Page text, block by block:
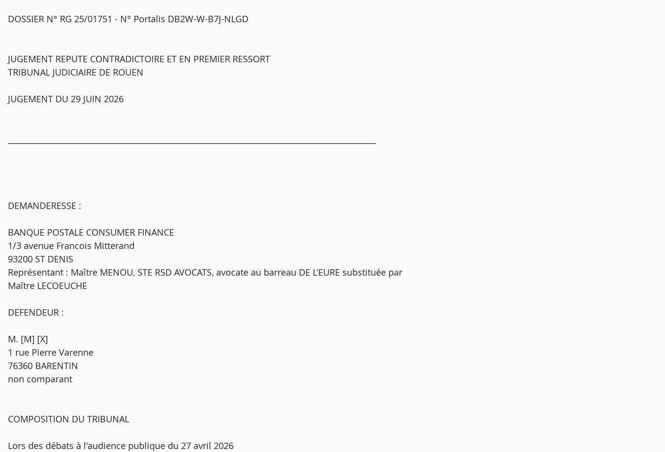
DOSSIER N° RG 25/01751 - N° Portalis DB2W-W-B7J-NLGD
JUGEMENT REPUTE CONTRADICTOIRE ET EN PREMIER RESSORT
TRIBUNAL JUDICIAIRE DE ROUEN
JUGEMENT DU 29 JUIN 2026
DEMANDERESSE :
BANQUE POSTALE CONSUMER FINANCE
1/3 avenue Francois Mitterand
93200 ST DENIS
Représentant : Maître MENOU, STE RSD AVOCATS, avocate au barreau DE L’EURE substituée par
Maître LECOEUCHE
DEFENDEUR :
M. [M] [X]
1 rue Pierre Varenne
76360 BARENTIN
non comparant
COMPOSITION DU TRIBUNAL
Lors des débats à l'audience publique du 27 avril 2026